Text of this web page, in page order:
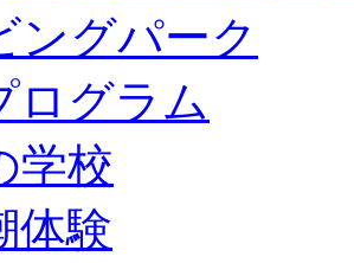
ングパーク
ログラム
学校
体験